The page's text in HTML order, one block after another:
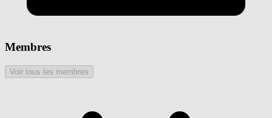
Membres
Voir tous les membres